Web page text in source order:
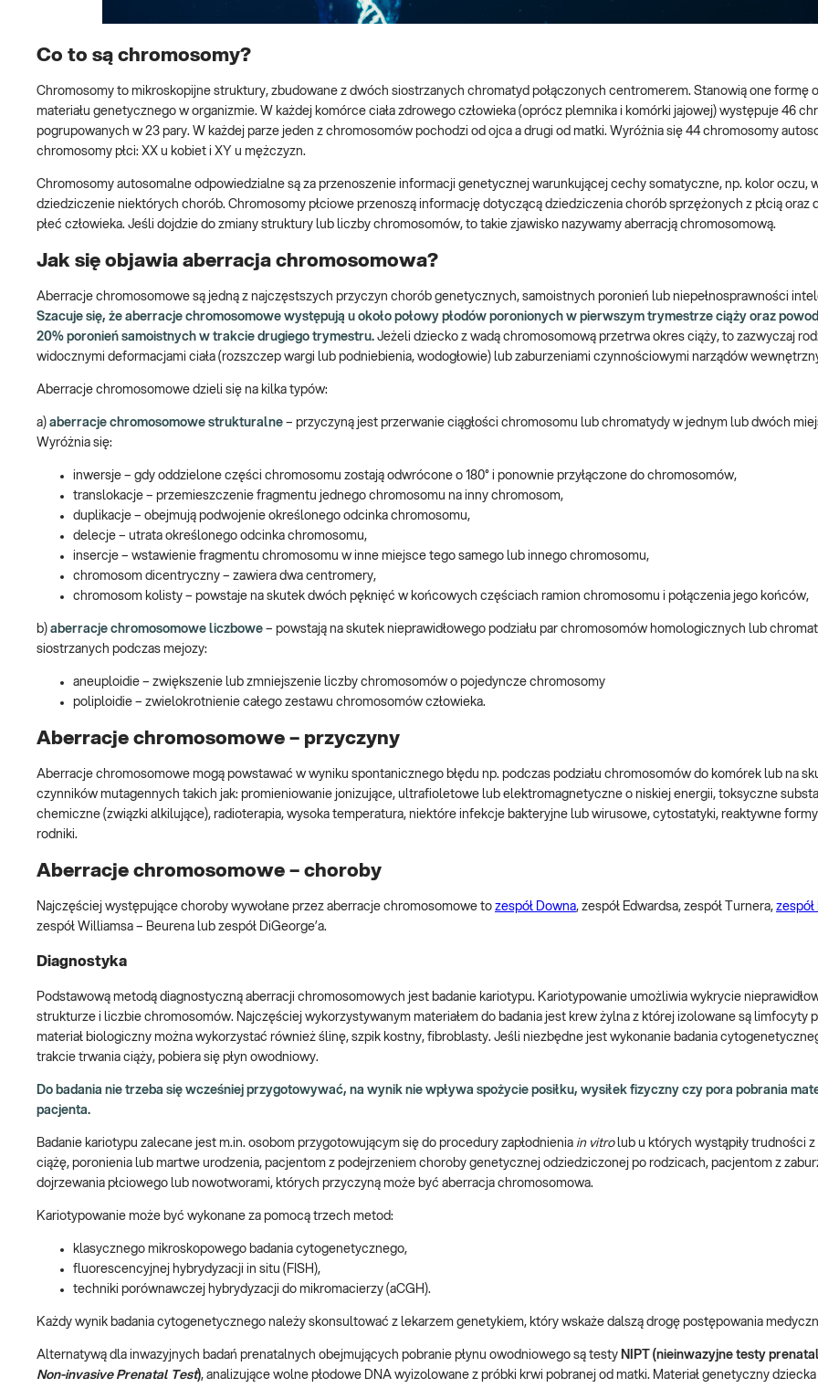
Co to są chromosomy?
Chromosomy to mikroskopijne struktury, zbudowane z dwóch siostrzanych chromatyd połączonych centromerem. Stanowią one formę
materiału genetycznego w organizmie. W każdej komórce ciała zdrowego człowieka (oprócz plemnika i komórki jajowej) występuje 46
pogrupowanych w 23 pary. W każdej parze jeden z chromosomów pochodzi od ojca a drugi od matki. Wyróżnia się 44 chromosomy
chromosomy płci: XX u kobiet i XY u mężczyzn.
Chromosomy autosomalne odpowiedzialne są za przenoszenie informacji genetycznej warunkującej cechy somatyczne, np. kolor oczu,
dziedziczenie niektórych chorób. Chromosomy płciowe przenoszą informację dotyczącą dziedziczenia chorób sprzężonych z płcią oraz
płeć człowieka. Jeśli dojdzie do zmiany struktury lub liczby chromosomów, to takie zjawisko nazywamy aberracją chromosomową.
Jak się objawia aberracja chromosomowa?
Aberracje chromosomowe są jedną z najczęstszych przyczyn chorób genetycznych, samoistnych poronień lub niepełnosprawności
Szacuje się, że aberracje chromosomowe występują u około połowy płodów poronionych w pierwszym trymestrze ciąży oraz
20% poronień samoistnych w trakcie drugiego trymestru. Jeżeli dziecko z wadą chromosomową przetrwa okres ciąży, to zazwyczaj
widocznymi deformacjami ciała (rozszczep wargi lub podniebienia, wodogłowie) lub zaburzeniami czynnościowymi narządów
Aberracje chromosomowe dzieli się na kilka typów:
a) aberracje chromosomowe strukturalne – przyczyną jest przerwanie ciągłości chromosomu lub chromatydy w jednym lub dwóch
Wyróżnia się:
inwersje – gdy oddzielone części chromosomu zostają odwrócone o 180° i ponownie przyłączone do chromosomów,
translokacje – przemieszczenie fragmentu jednego chromosomu na inny chromosom,
duplikacje – obejmują podwojenie określonego odcinka chromosomu,
delecje – utrata określonego odcinka chromosomu,
insercje – wstawienie fragmentu chromosomu w inne miejsce tego samego lub innego chromosomu,
chromosom dicentryczny – zawiera dwa centromery,
chromosom kolisty – powstaje na skutek dwóch pęknięć w końcowych częściach ramion chromosomu i połączenia jego końców,
b) aberracje chromosomowe liczbowe – powstają na skutek nieprawidłowego podziału par chromosomów homologicznych lub
siostrzanych podczas mejozy:
aneuploidie – zwiększenie lub zmniejszenie liczby chromosomów o pojedyncze chromosomy
poliploidie – zwielokrotnienie całego zestawu chromosomów człowieka.
Aberracje chromosomowe – przyczyny
Aberracje chromosomowe mogą powstawać w wyniku spontanicznego błędu np. podczas podziału chromosomów do komórek lub na
czynników mutagennych takich jak: promieniowanie jonizujące, ultrafioletowe lub elektromagnetyczne o niskiej energii, toksyczne
chemiczne (związki alkilujące), radioterapia, wysoka temperatura, niektóre infekcje bakteryjne lub wirusowe, cytostatyki, reaktywne
rodniki.
Aberracje chromosomowe – choroby
Najczęściej występujące choroby wywołane przez aberracje chromosomowe to zespół Downa, zespół Edwardsa, zespół Turnera,
zespół Williamsa – Beurena lub zespół DiGeorge’a.
Diagnostyka
Podstawową metodą diagnostyczną aberracji chromosomowych jest badanie kariotypu. Kariotypowanie umożliwia wykrycie
strukturze i liczbie chromosomów. Najczęściej wykorzystywanym materiałem do badania jest krew żylna z której izolowane są limfocyty
materiał biologiczny można wykorzystać również ślinę, szpik kostny, fibroblasty. Jeśli niezbędne jest wykonanie badania
trakcie trwania ciąży, pobiera się płyn owodniowy.
Do badania nie trzeba się wcześniej przygotowywać, na wynik nie wpływa spożycie posiłku, wysiłek fizyczny czy pora pobrania
pacjenta.
Badanie kariotypu zalecane jest m.in. osobom przygotowującym się do procedury zapłodnienia in vitrolub u których wystąpiły trudności z
ciążę, poronienia lub martwe urodzenia, pacjentom z podejrzeniem choroby genetycznej odziedziczonej po rodzicach, pacjentom z
dojrzewania płciowego lub nowotworami, których przyczyną może być aberracja chromosomowa.
Kariotypowanie może być wykonane za pomocą trzech metod:
klasycznego mikroskopowego badania cytogenetycznego,
fluorescencyjnej hybrydyzacji in situ (FISH),
techniki porównawczej hybrydyzacji do mikromacierzy (aCGH).
Każdy wynik badania cytogenetycznego należy skonsultować z lekarzem genetykiem, który wskaże dalszą drogę postępowania
Alternatywą dla inwazyjnych badań prenatalnych obejmujących pobranie płynu owodniowego są testy NIPT (nieinwazyjne testy
Non-invasive Prenatal Test), analizujące wolne płodowe DNA wyizolowane z próbki krwi pobranej od matki. Materiał genetyczny